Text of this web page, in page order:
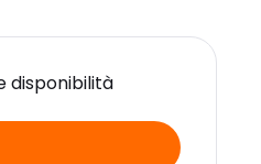
disponibilità